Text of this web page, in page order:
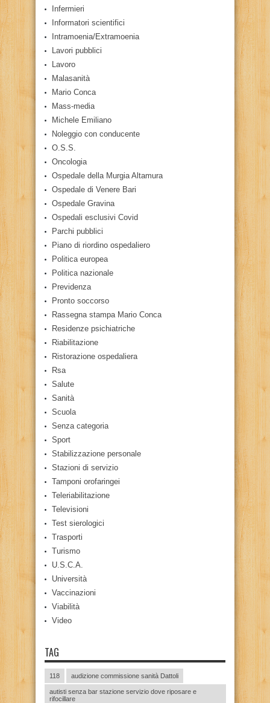
Infermieri
Informatori scientifici
Intramoenia/Extramoenia
Lavori pubblici
Lavoro
Malasanità
Mario Conca
Mass-media
Michele Emiliano
Noleggio con conducente
O.S.S.
Oncologia
Ospedale della Murgia Altamura
Ospedale di Venere Bari
Ospedale Gravina
Ospedali esclusivi Covid
Parchi pubblici
Piano di riordino ospedaliero
Politica europea
Politica nazionale
Previdenza
Pronto soccorso
Rassegna stampa Mario Conca
Residenze psichiatriche
Riabilitazione
Ristorazione ospedaliera
Rsa
Salute
Sanità
Scuola
Senza categoria
Sport
Stabilizzazione personale
Stazioni di servizio
Tamponi orofaringei
Teleriabilitazione
Televisioni
Test sierologici
Trasporti
Turismo
U.S.C.A.
Università
Vaccinazioni
Viabilità
Video
TAG
118 audizione commissione sanità Dattoli
autisti senza bar stazione servizio dove riposare e
rifocillare